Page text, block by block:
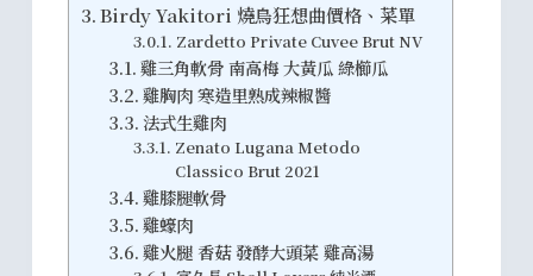
Birdy Yakitori 燒鳥狂想曲價格、菜單
Zardetto Private Cuvee Brut NV
雞三角軟骨 南高梅 大黃瓜 綠櫛瓜
雞胸肉 寒造里熟成辣椒醬
法式生雞肉
Zenato Lugana Metodo
Classico Brut 2021
雞膝腿軟骨
雞蠔肉
雞火腿 香菇 發酵大頭菜 雞高湯